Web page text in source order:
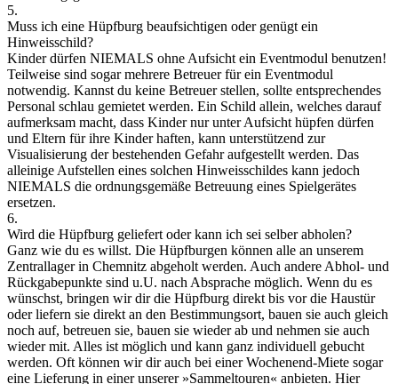
5.
Muss ich eine Hüpfburg beaufsichtigen oder genügt ein
Hinweisschild?
Kinder dürfen NIEMALS ohne Aufsicht ein Eventmodul benutzen!
Teilweise sind sogar mehrere Betreuer für ein Eventmodul
notwendig. Kannst du keine Betreuer stellen, sollte entsprechendes
Personal schlau gemietet werden. Ein Schild allein, welches darauf
aufmerksam macht, dass Kinder nur unter Aufsicht hüpfen dürfen
und Eltern für ihre Kinder haften, kann unterstützend zur
Visualisierung der bestehenden Gefahr aufgestellt werden. Das
alleinige Aufstellen eines solchen Hinweisschildes kann jedoch
NIEMALS die ordnungsgemäße Betreuung eines Spielgerätes
ersetzen.
6.
Wird die Hüpfburg geliefert oder kann ich sei selber abholen?
Ganz wie du es willst. Die Hüpfburgen können alle an unserem
Zentrallager in Chemnitz abgeholt werden. Auch andere Abhol- und
Rückgabepunkte sind u.U. nach Absprache möglich. Wenn du es
wünschst, bringen wir dir die Hüpfburg direkt bis vor die Haustür
oder liefern sie direkt an den Bestimmungsort, bauen sie auch gleich
noch auf, betreuen sie, bauen sie wieder ab und nehmen sie auch
wieder mit. Alles ist möglich und kann ganz individuell gebucht
werden. Oft können wir dir auch bei einer Wochenend-Miete sogar
eine Lieferung in einer unserer »Sammeltouren« anbieten. Hier